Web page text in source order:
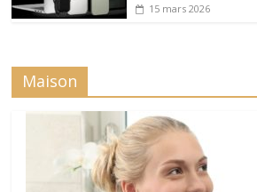
15 mars 2026
Maison